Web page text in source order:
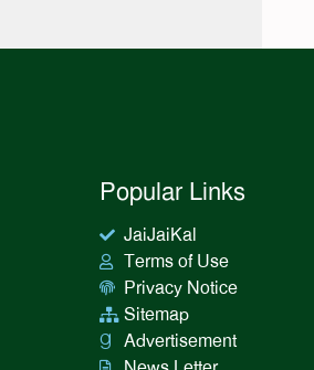
Popular Links
JaiJaiKal
Terms of Use
Privacy Notice
Sitemap
Advertisement